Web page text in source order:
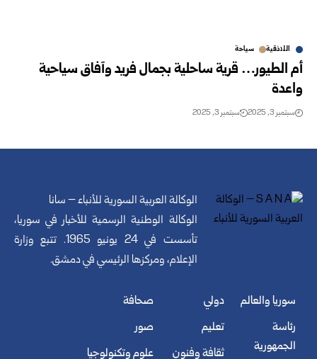
اللاذقية سياحة
أم الطيور… قرية ساحلية بجمال فريد وآفاق سياحية
واعدة
سبتمبر 3, 2025 سبتمبر 3, 2025
الوكالة العربية السورية للأنباء – سانا
الوكالة الوطنية الرسمية للأخبار في سوريا،
تأسست في 24 يونيو 1965. تتبع وزارة
الإعلام، ومركزها الرئيسي في دمشق.
سوريا والعالم
رئاسة
الجمهورية
دولي
تعليم
ثقافة وفنون
صحافة
صور
علوم وتكنولوجيا